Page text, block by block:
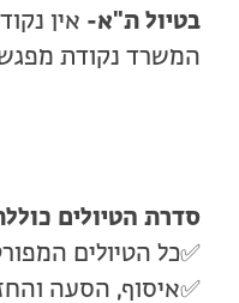
בטיול ת"א- אין
המשרד נקודת
סדרת הטיולים
✅כל הטיולים
✅איסוף, הסעה